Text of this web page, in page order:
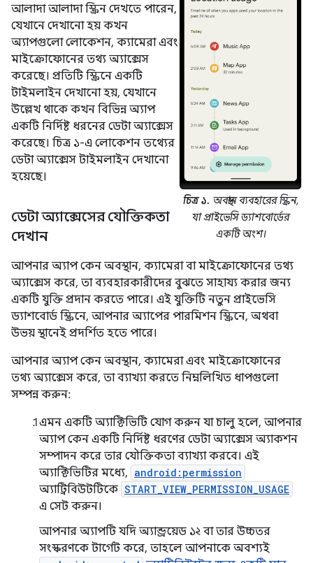
চিত্র ১. অবস্থান ব্যবহারের স্ক্রিন,
যা প্রাইভেসি ড্যাশবোর্ডের
একটি অংশ।
আলাদা আলাদা স্ক্রিন দেখতে পারেন,
যেখানে দেখানো হয় কখন
অ্যাপগুলো লোকেশন, ক্যামেরা এবং
মাইক্রোফোনের তথ্য অ্যাক্সেস
করেছে। প্রতিটি স্ক্রিনে একটি
টাইমলাইন দেখানো হয়, যেখানে
উল্লেখ থাকে কখন বিভিন্ন অ্যাপ
একটি নির্দিষ্ট ধরনের ডেটা অ্যাক্সেস
করেছে। চিত্র ১-এ লোকেশন তথ্যের
ডেটা অ্যাক্সেস টাইমলাইন দেখানো
হয়েছে।
ডেটা অ্যাক্সেসের যৌক্তিকতা
দেখান
আপনার অ্যাপ কেন অবস্থান, ক্যামেরা বা মাইক্রোফোনের তথ্য
অ্যাক্সেস করে, তা ব্যবহারকারীদের বুঝতে সাহায্য করার জন্য
একটি যুক্তি প্রদান করতে পারে। এই যুক্তিটি নতুন প্রাইভেসি
ড্যাশবোর্ড স্ক্রিনে, আপনার অ্যাপের পারমিশন স্ক্রিনে, অথবা
উভয় স্থানেই প্রদর্শিত হতে পারে।
আপনার অ্যাপ কেন অবস্থান, ক্যামেরা এবং মাইক্রোফোনের
তথ্য অ্যাক্সেস করে, তা ব্যাখ্যা করতে নিম্নলিখিত ধাপগুলো
সম্পন্ন করুন:
এমন একটি অ্যাক্টিভিটি যোগ করুন যা চালু হলে, আপনার
অ্যাপ কেন একটি নির্দিষ্ট ধরণের ডেটা অ্যাক্সেস অ্যাকশন
সম্পাদন করে তার যৌক্তিকতা ব্যাখ্যা করবে। এই
অ্যাক্টিভিটির মধ্যে, android:permission
অ্যাট্রিবিউটটিকে START_VIEW_PERMISSION_USAGE
এ সেট করুন।
আপনার অ্যাপটি যদি অ্যান্ড্রয়েড ১২ বা তার উচ্চতর
সংস্করণকে টার্গেট করে, তাহলে আপনাকে অবশ্যই